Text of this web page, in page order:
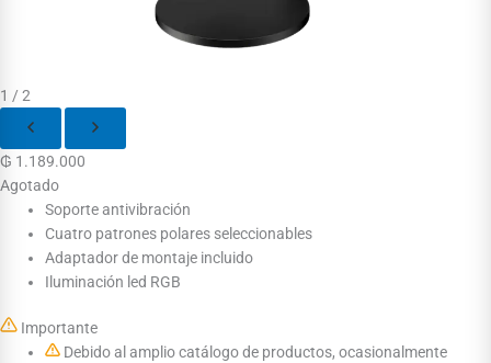
1 / 2
₲ 1.189.000
Agotado
Soporte antivibración
Cuatro patrones polares seleccionables
Adaptador de montaje incluido
Iluminación led RGB
Importante
Debido al amplio catálogo de productos, ocasionalmente